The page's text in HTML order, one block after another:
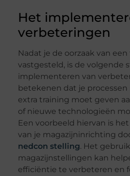
Het
verbeteringen
Nadat je de oorzaak van
vastgesteld, is de volgende
implementeren van
betekenen dat je
extra training moet geven
of nieuwe technologieën
Een voorbeeld hiervan is
van je magazijninrichting
nedcon stelling. Het
magazijnstellingen kan
efficiëntie te verbeteren en